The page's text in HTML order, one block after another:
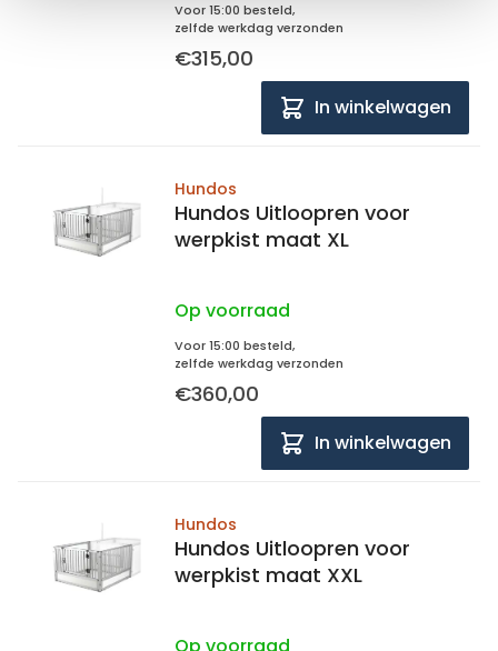
Voor 15:00 besteld,
zelfde werkdag verzonden
€315,00
In winkelwagen
Hundos
Hundos Uitloopren voor
werpkist maat XL
Op voorraad
Voor 15:00 besteld,
zelfde werkdag verzonden
€360,00
In winkelwagen
Hundos
Hundos Uitloopren voor
werpkist maat XXL